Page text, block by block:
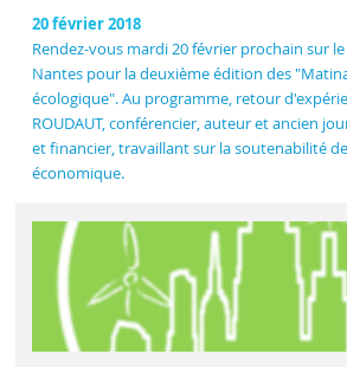
20 février 2018
Rendez-vous mardi 20 février prochain sur
Nantes pour la deuxième édition des
écologique". Au programme, retour
ROUDAUT, conférencier, auteur et ancien
et financier, travaillant sur la soutenabilité
économique.